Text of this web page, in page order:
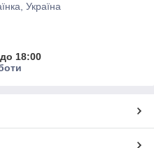
Україна
18:00